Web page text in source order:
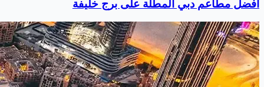
أفضل مطاعم دبي المطلة على برج خليفة